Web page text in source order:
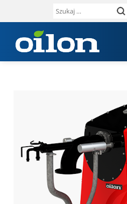
Szukaj: